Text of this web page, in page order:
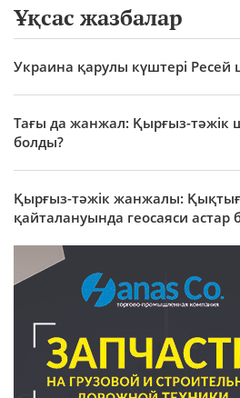
Ұқсас жазбалар
Украина қарулы күштері Ресей
Тағы да жанжал: Қырғыз-тәжік
болды?
Қырғыз-тәжік жанжалы:
қайталануында геосаяси астар